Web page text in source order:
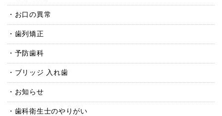
お口の異常
歯列矯正
予防歯科
ブリッジ 入れ歯
お知らせ
歯科衛生士のやりがい